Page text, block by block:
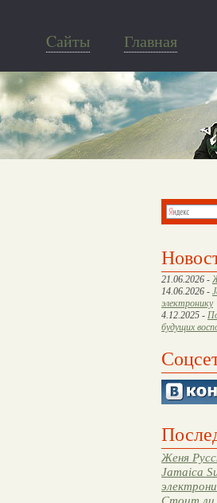
Cайты Главная
21.06.2026 -
14.06.2026 -
электронику
4.12.2025 -
будущих
Женя
Jamaica
Стоит ли